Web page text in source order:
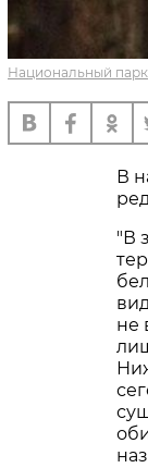
Национальный
В
"В
не